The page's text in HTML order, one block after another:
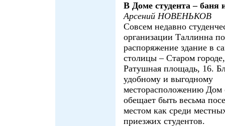
В Доме студента – баня
Арсений НОВЕНЬКОВ
Совсем недавно
организации Таллинна
распоряжение здание в
столицы – Старом
Ратушная площадь, 16.
удобному и выгодному
месторасположению Дом
обещает быть весьма
местом как среди
приезжих студентов.